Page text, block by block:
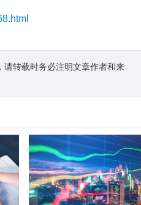
转载时务必注明文章作者和来